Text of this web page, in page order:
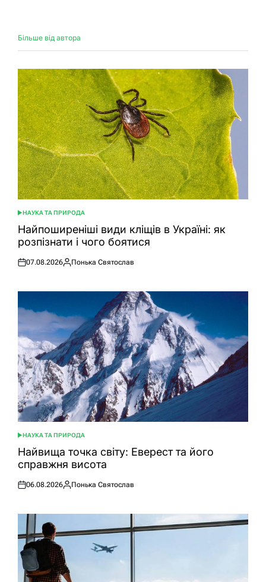
Більше від автора
ОПУБЛІКУВАТИ
У
НАУКА ТА ПРИРОДА
Найпоширеніші види кліщів в Україні: як
розпізнати і чого боятися
Оприлюднено
07.08.2026
Опубліковано
Понька Святослав
ОПУБЛІКУВАТИ
У
НАУКА ТА ПРИРОДА
Найвища точка світу: Еверест та його
справжня висота
Оприлюднено
06.08.2026
Опубліковано
Понька Святослав